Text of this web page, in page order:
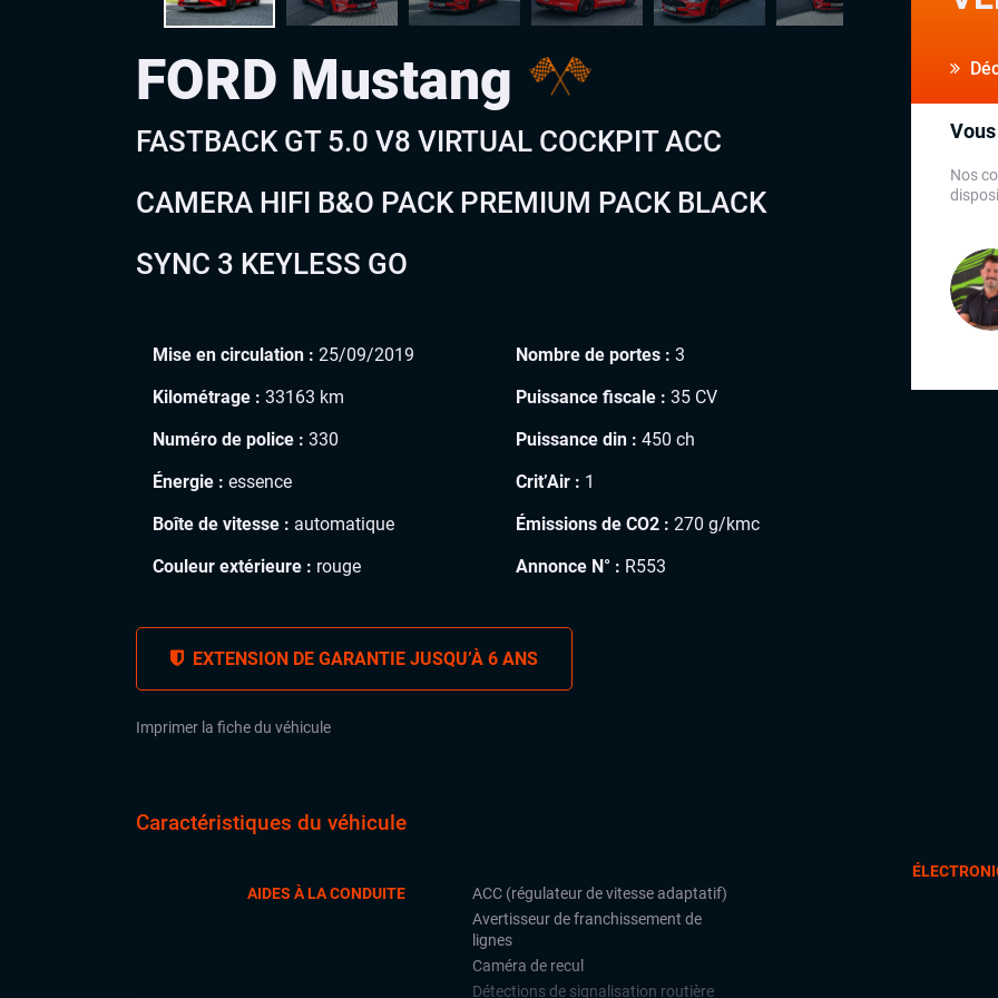
FORD Mustang
FASTBACK GT 5.0 V8 VIRTUAL COCKPIT ACC
CAMERA HIFI B&O PACK PREMIUM PACK BLACK
SYNC 3 KEYLESS GO
Mise en circulation : 25/09/2019
Kilométrage : 33163 km
Numéro de police : 330
Énergie : essence
Boîte de vitesse : automatique
Couleur extérieure : rouge
Nombre de portes : 3
Puissance fiscale : 35 CV
Puissance din : 450 ch
Crit’Air : 1
Émissions de CO2 : 270 g/kmc
Annonce N° : R553
EXTENSION DE GARANTIE JUSQU’À 6 ANS
Imprimer la fiche du véhicule
Nos
Caractéristiques du véhicule
AIDES À LA CONDUITE
ACC (régulateur de vitesse adaptatif)
Avertisseur de franchissement de
lignes
Caméra de recul
Détections de signalisation routière